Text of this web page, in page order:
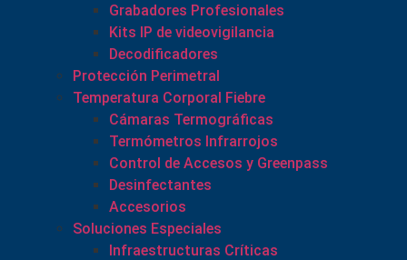
Grabadores Profesionales
Kits IP de videovigilancia
Decodificadores
Protección Perimetral
Temperatura Corporal Fiebre
Cámaras Termográficas
Termómetros Infrarrojos
Control de Accesos y Greenpass
Desinfectantes
Accesorios
Soluciones Especiales
Infraestructuras Críticas